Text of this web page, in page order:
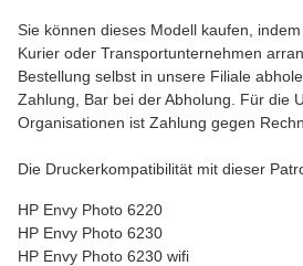
Sie können dieses Modell kaufen,
Kurier oder Transportunternehmen
Bestellung selbst in unsere Filiale
Zahlung, Bar bei der Abholung. Für die
Organisationen ist Zahlung gegen
Die Druckerkompatibilität mit dieser
HP Envy Photo 6220
HP Envy Photo 6230
HP Envy Photo 6230 wifi